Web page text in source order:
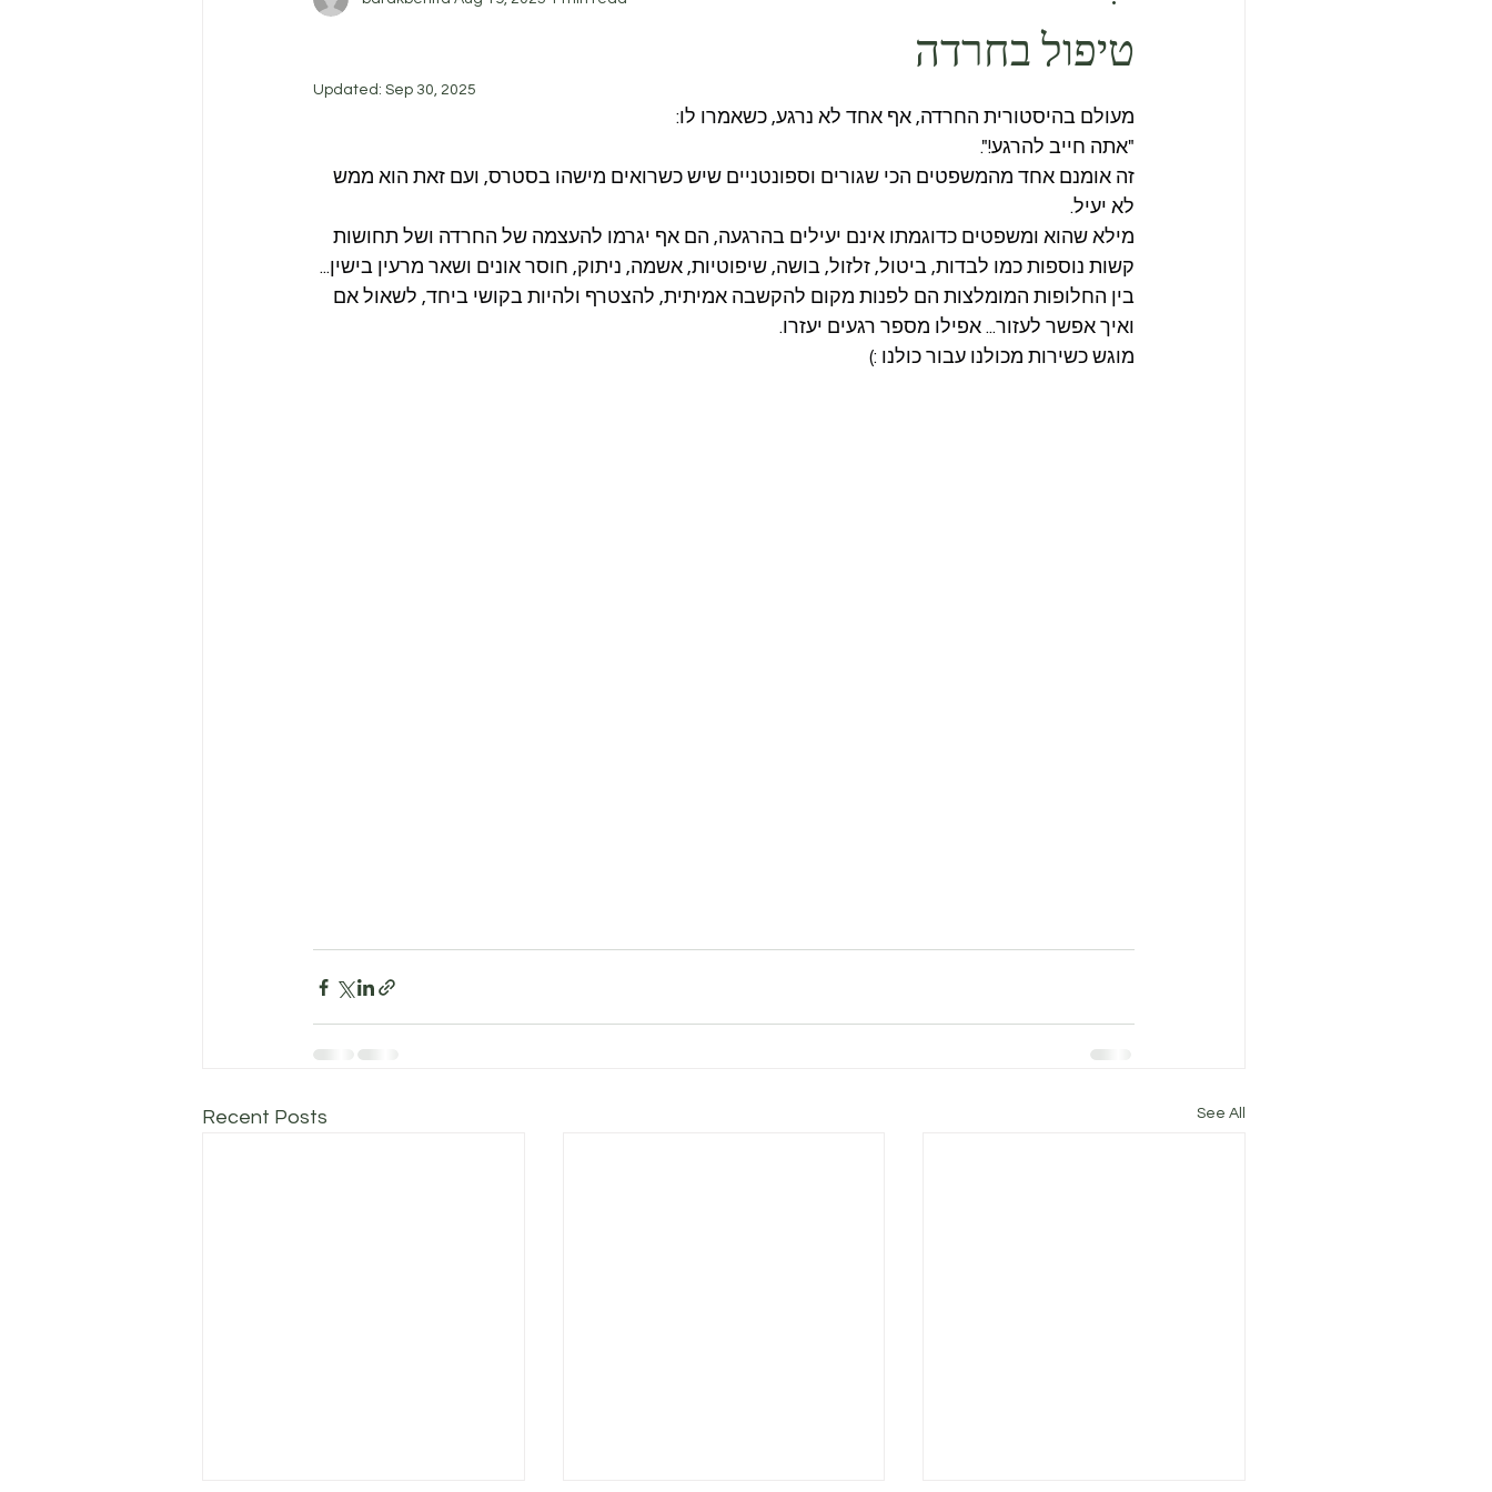
טיפול בחרדה
Updated: Sep 30, 2025
מעולם בהיסטורית החרדה, אף אחד לא נרגע, כשאמרו לו:
"אתה חייב להרגע!".
זה אומנם אחד מהמשפטים הכי שגורים וספונטניים שיש כשרואים מישהו בסטרס, ועם זאת הוא ממש
לא יעיל.
מילא שהוא ומשפטים כדוגמתו אינם יעילים בהרגעה, הם אף יגרמו להעצמה של החרדה ושל תחושות
קשות נוספות כמו לבדות, ביטול, זלזול, בושה, שיפוטיות, אשמה, ניתוק, חוסר אונים ושאר מרעין בישין...
בין החלופות המומלצות הם לפנות מקום להקשבה אמיתית, להצטרף ולהיות בקושי ביחד, לשאול אם
ואיך אפשר לעזור... אפילו מספר רגעים יעזרו.
מוגש כשירות מכולנו עבור כולנו :)
Recent Posts See All